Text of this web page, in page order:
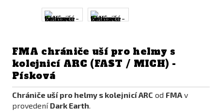
FMA chrániče uší pro helmy s
kolejnicí ARC (FAST / MICH) -
Písková
Chrániče uší pro helmy s kolejnicí ARC od FMA v
provedení Dark Earth.